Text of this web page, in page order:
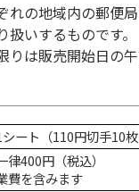
れの地域内の郵便
いするものです。
りは販売開始日の
ート（110円切手10枚
律400円（税込）
費を含みます